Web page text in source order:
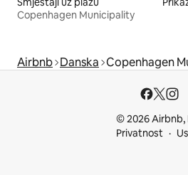
Copenhagen Municipality
Airbnb Danska Copenhagen
© 2026 Airbnb,
Privatnost